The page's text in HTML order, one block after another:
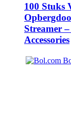
100 Stuks
Streamer
Accessories